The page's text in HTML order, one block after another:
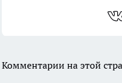
Комментарии на этой